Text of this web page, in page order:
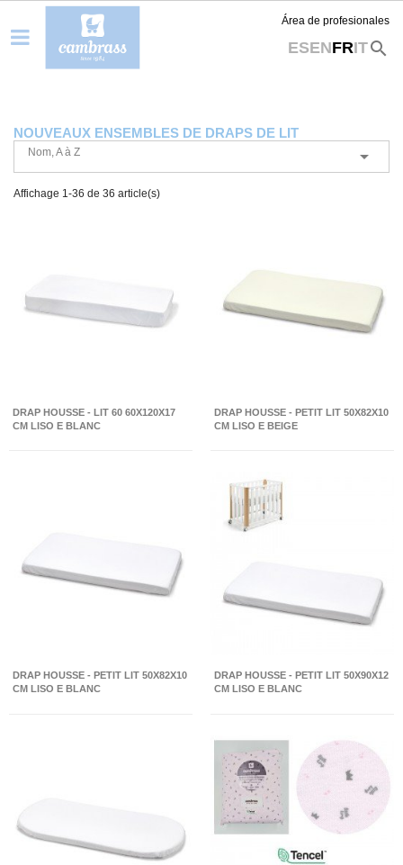
Área de profesionales
ESENFRITsearch
NOUVEAUX ENSEMBLES DE DRAPS DE LIT
Nom, A à Z 
Affichage 1-36 de 36 article(s)
DRAP HOUSSE - LIT 60 60X120X17
CM LISO E BLANC
DRAP HOUSSE - PETIT LIT 50X82X10
CM LISO E BEIGE
DRAP HOUSSE - PETIT LIT 50X82X10
CM LISO E BLANC
DRAP HOUSSE - PETIT LIT 50X90X12
CM LISO E BLANC